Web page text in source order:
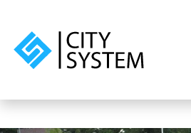
Skip to main content